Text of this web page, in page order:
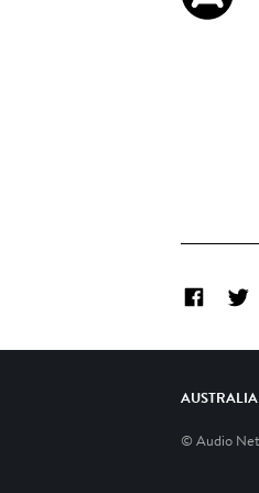
Facebook
AUSTRALIA
© Audio